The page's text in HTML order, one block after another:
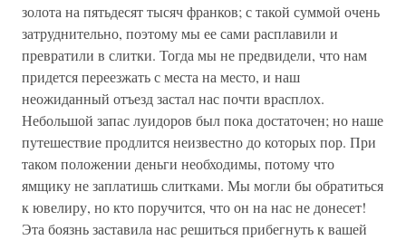
золота на пятьдесят тысяч франков; с такой суммой очень
затруднительно, поэтому мы ее сами расплавили и
превратили в слитки. Тогда мы не предвидели, что нам
придется переезжать с места на место, и наш
неожиданный отъезд застал нас почти врасплох.
Небольшой запас луидоров был пока достаточен; но наше
путешествие продлится неизвестно до которых пор. При
таком положении деньги необходимы, потому что
ямщику не заплатишь слитками. Мы могли бы обратиться
к ювелиру, но кто поручится, что он на нас не донесет!
Эта боязнь заставила нас решиться прибегнуть к вашей